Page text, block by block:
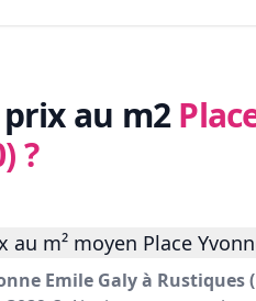
prix au m2
?
m² moyen Place
Emile Galy à Rustiques